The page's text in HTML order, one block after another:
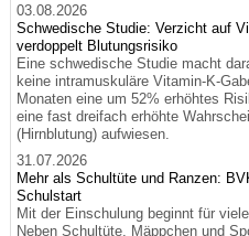
03.08.2026
Schwedische Studie: Verzicht auf
verdoppelt Blutungsrisiko
Eine schwedische Studie macht
keine intramuskuläre Vitamin-K-
Monaten eine um 52% erhöhtes
eine fast dreifach erhöhte
(Hirnblutung) aufwiesen.
31.07.2026
Mehr als Schultüte und Ranzen:
Schulstart
Mit der Einschulung beginnt für
Neben Schultüte, Mäppchen und